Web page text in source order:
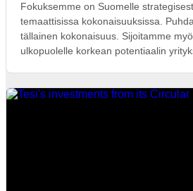
Fokuksemme on Suomelle
temaattisissa kokonaisuuksissa.
tällainen kokonaisuus. Sijoitamme
ulkopuolelle korkean potentiaalin